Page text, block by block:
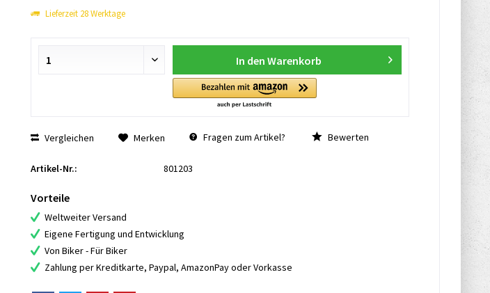
Lieferzeit 28 Werktage
In den Warenkorb
Vergleichen Merken Fragen zum Artikel? Bewerten
Artikel-Nr.: 801203
Vorteile
Weltweiter Versand
Eigene Fertigung und Entwicklung
Von Biker - Für Biker
Zahlung per Kreditkarte, Paypal, AmazonPay oder Vorkasse